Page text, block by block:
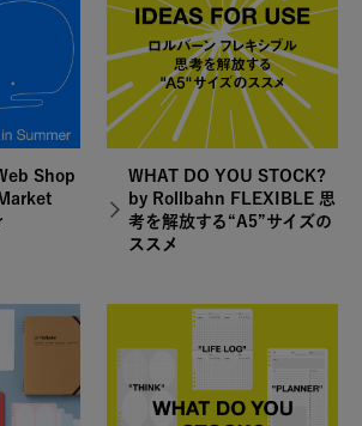
Shop
WHAT DO YOU STOCK?
by Rollbahn FLEXIBLE 思
考を解放する“A5”サイズの
ススメ